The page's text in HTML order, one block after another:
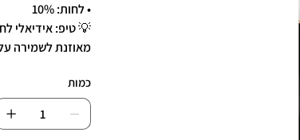
• לחות: 10%
💡 טיפ: אידיאלי
מאוזנת לשמירה
כמות